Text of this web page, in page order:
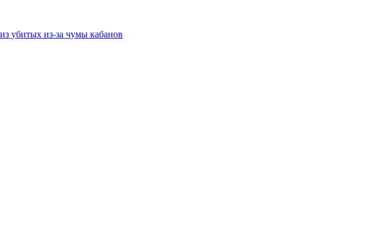
убитых из-за чумы кабанов